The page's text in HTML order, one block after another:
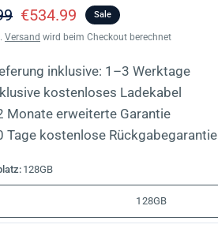
€534.99 Sale
Versand wird beim Checkout berechnet
inklusive: 1–3 Werktage
kostenloses Ladekabel
Monate erweiterte Garantie
Tage kostenlose Rückgabegarantie
128GB
128GB